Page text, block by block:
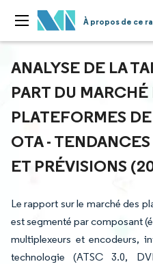
À propos de ce
ANALYSE DE LA
PART DU MARCHÉ
PLATEFORMES
OTA -
ET PRÉVISIONS
Le rapport sur le marché des
est segmenté par composant
multiplexeurs et encodeurs,
technologie (ATSC 3.0,